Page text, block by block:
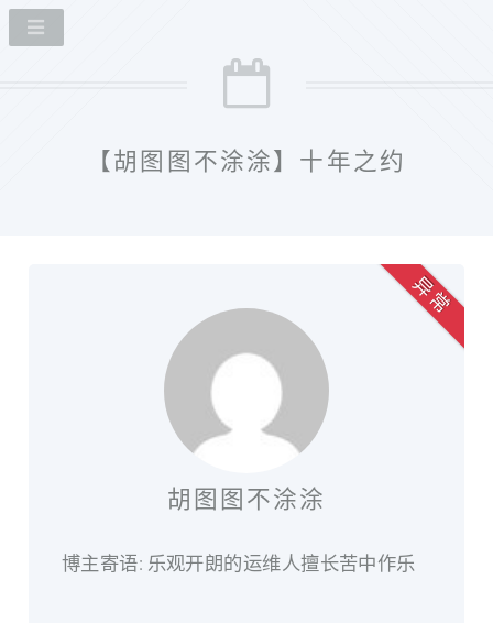
【胡图图不涂涂】十年之约
胡图图不涂涂
博主寄语: 乐观开朗的运维人擅长苦中作乐
异 常